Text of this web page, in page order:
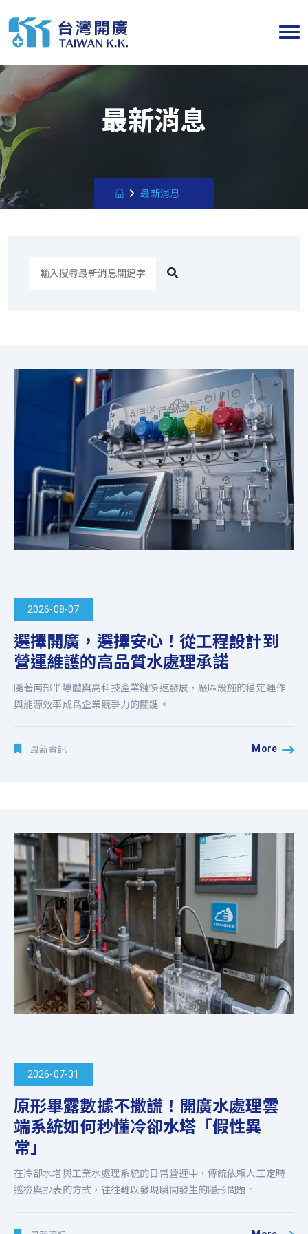
最新消息
最新消息
2026-08-07
選擇開廣，選擇安心！從工程設計到
營運維護的高品質水處理承諾
隨著南部半導體與高科技產業鏈快速發展，廠區設施的穩定運作
與能源效率成爲企業競爭力的關鍵。
最新資訊 More
2026-07-31
原形畢露數據不撒謊！開廣水處理雲
端系統如何秒懂冷卻水塔「假性異
常」
在冷卻水塔與工業水處理系統的日常營運中，傳統依賴人工定時
巡檢與抄表的方式，往往難以發現瞬間發生的隱形問題。